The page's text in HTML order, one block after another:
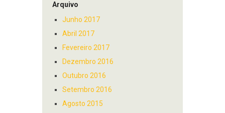
Arquivo
Junho 2017
Abril 2017
Fevereiro 2017
Dezembro 2016
Outubro 2016
Setembro 2016
Agosto 2015